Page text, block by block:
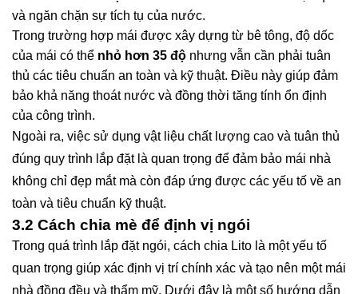
và ngăn chặn sự tích tụ của nước.
Trong trường hợp mái được xây dựng từ bê tông, độ dốc
của mái có thể nhỏ hơn 35 độ nhưng vẫn cần phải tuân
thủ các tiêu chuẩn an toàn và kỹ thuật. Điều này giúp đảm
bảo khả năng thoát nước và đồng thời tăng tính ổn định
của công trình.
Ngoài ra, việc sử dụng vật liệu chất lượng cao và tuân thủ
đúng quy trình lắp đặt là quan trọng để đảm bảo mái nhà
không chỉ đẹp mắt mà còn đáp ứng được các yếu tố về an
toàn và tiêu chuẩn kỹ thuật.
3.2 Cách chia mè để định vị ngói
Trong quá trình lắp đặt ngói, cách chia Lito là một yếu tố
quan trọng giúp xác định vị trí chính xác và tạo nên một mái
nhà đồng đều và thẩm mỹ. Dưới đây là một số hướng dẫn